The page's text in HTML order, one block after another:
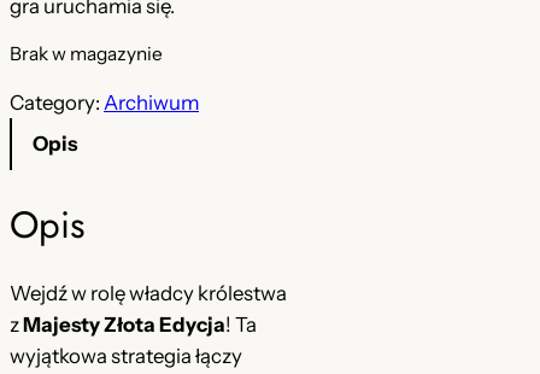
e
n
a
s
i
w
i
:
gra uruchamia się.
Brak w magazynie
Category: Archiwum
Opis
Opis
Wejdź w rolę władcy królestwa
zMajesty Złota Edycja! Ta
wyjątkowa strategia łączy